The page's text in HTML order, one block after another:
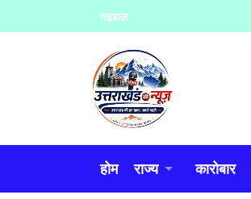
to
गढ़वाल
होम राज्य कारोबार